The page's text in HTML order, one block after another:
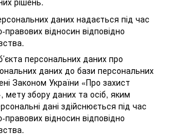
даних надається під час
відносин відповідно
персональних даних про
даних до бази персональних
Законом України «Про захист
мету збору даних та осіб, яким
дані здійснюється під час
відносин відповідно